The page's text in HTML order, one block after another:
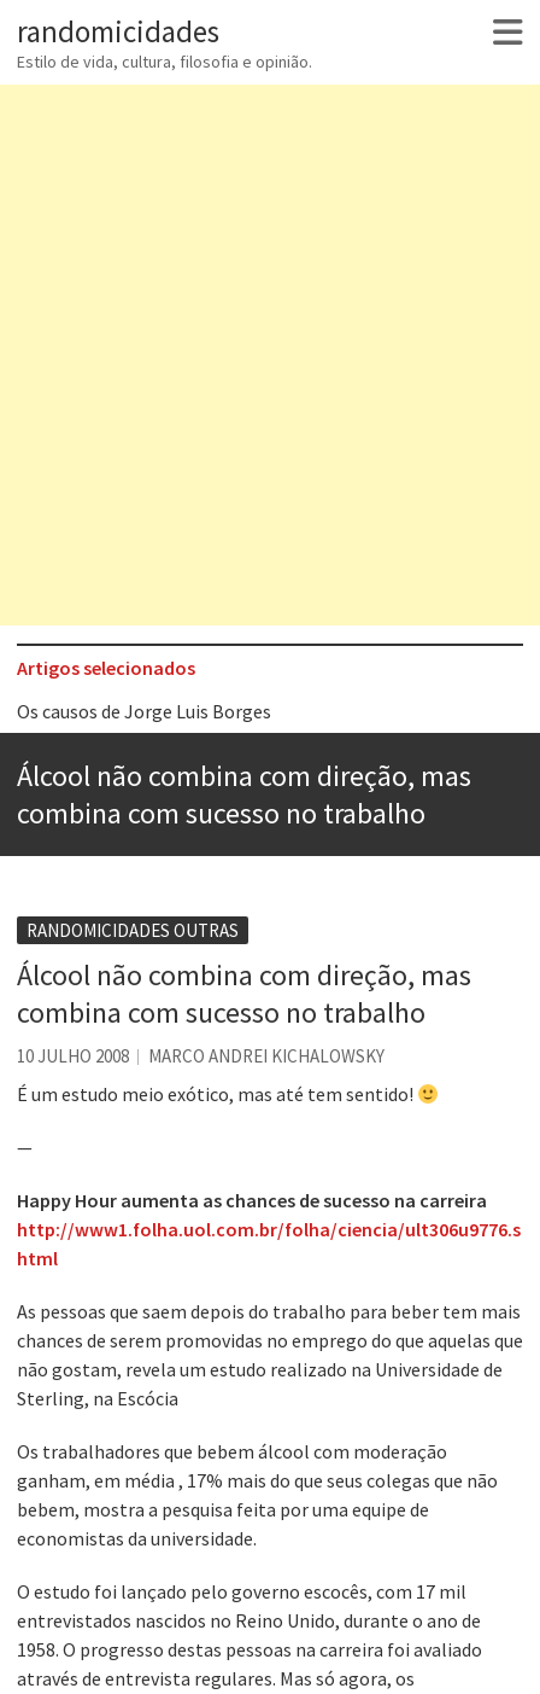
randomicidades
Estilo de vida, cultura, filosofia e opinião.
Artigos selecionados
Os causos de Jorge Luis Borges
Voto obrigatório é correto?
Se queres salvar o mundo, o veganismo não é a resposta
Aprender a fracassar é o segredo do sucesso
Contardo Calligaris prega o “direito à tristeza”
Esse tal de Rock Gaúcho
Álcool não combina com direção, mas
combina com sucesso no trabalho
RANDOMICIDADES OUTRAS
Álcool não combina com direção, mas
combina com sucesso no trabalho
10 JULHO 2008 MARCO ANDREI KICHALOWSKY
É um estudo meio exótico, mas até tem sentido!
—
Happy Hour aumenta as chances de sucesso na carreira
http://www1.folha.uol.com.br/folha/ciencia/ult306u9776.s
html
As pessoas que saem depois do trabalho para beber tem mais
chances de serem promovidas no emprego do que aquelas que
não gostam, revela um estudo realizado na Universidade de
Sterling, na Escócia
Os trabalhadores que bebem álcool com moderação
ganham, em média , 17% mais do que seus colegas que não
bebem, mostra a pesquisa feita por uma equipe de
economistas da universidade.
O estudo foi lançado pelo governo escocês, com 17 mil
entrevistados nascidos no Reino Unido, durante o ano de
1958. O progresso destas pessoas na carreira foi avaliado
através de entrevista regulares. Mas só agora, os